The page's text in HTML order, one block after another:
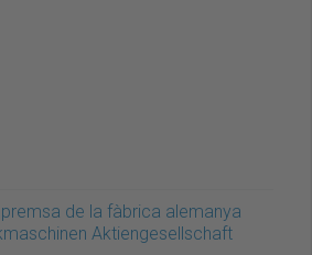
de la fàbrica alemanya
Aktiengesellschaft